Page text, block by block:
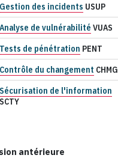
Gestion des incidents USUP
Analyse de vulnérabilité VUAS
Tests de pénétration PENT
Contrôle du changement CHMG
Sécurisation de l'information
SCTY
antérieure